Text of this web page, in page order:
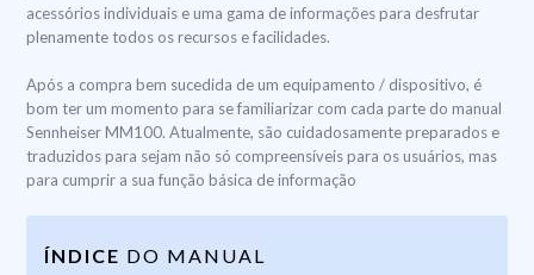
acessórios individuais e uma gama de informações para desfrutar
plenamente todos os recursos e facilidades.
Após a compra bem sucedida de um equipamento / dispositivo, é
bom ter um momento para se familiarizar com cada parte do manual
Sennheiser MM100. Atualmente, são cuidadosamente preparados e
traduzidos para sejam não só compreensíveis para os usuários, mas
para cumprir a sua função básica de informação
ÍNDICE DO MANUAL